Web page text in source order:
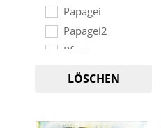
Papagei
Papagei2
Pfau
PimpedArt
LÖSCHEN